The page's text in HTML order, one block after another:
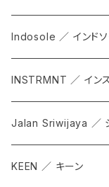
Indosole ／ インド
INSTRMNT ／ インス
Jalan Sriwijaya ／ ジ
KEEN ／ キーン